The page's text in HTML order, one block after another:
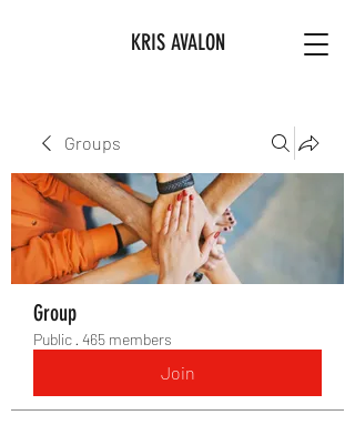
KRIS AVALON
Groups
Group
Public · 465 members
Join